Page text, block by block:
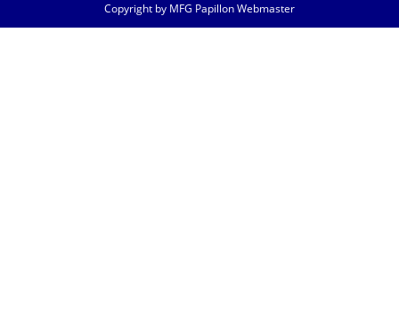
Copyright by MFG Papillon Webmaster